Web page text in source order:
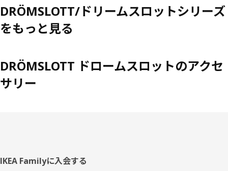
DRÖMSLOTT/ドリームスロットシリーズ
をもっと見る
DRÖMSLOTT ドロームスロットのアクセ
サリー
フ
IKEA Familyに入会する